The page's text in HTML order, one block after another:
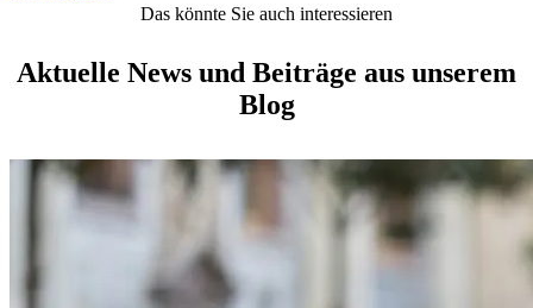
Das könnte Sie auch interessieren
Aktuelle News und Beiträge aus unserem
Blog